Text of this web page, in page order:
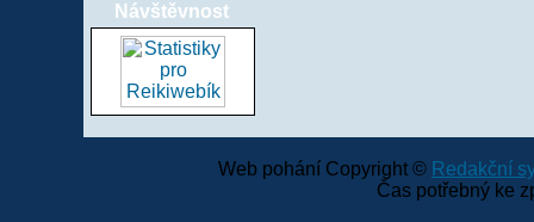
Návštěvnost
Web pohání Copyright © Redakční
Čas potřebný ke